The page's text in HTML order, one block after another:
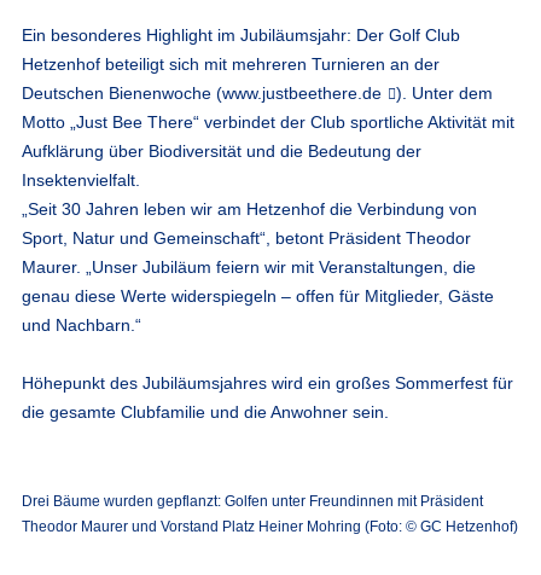
Ein besonderes Highlight im Jubiläumsjahr: Der Golf Club
Hetzenhof beteiligt sich mit mehreren Turnieren an der
Deutschen Bienenwoche(www.justbeethere.de
). Unter dem
Motto „Just Bee There“verbindet der Club sportliche Aktivität mit
Aufklärung über Biodiversität und die Bedeutung der
Insektenvielfalt.
„Seit 30 Jahren leben wir am Hetzenhof die Verbindung von
Sport, Natur und Gemeinschaft“, betont Präsident Theodor
Maurer. „Unser Jubiläum feiern wir mit Veranstaltungen, die
genau diese Werte widerspiegeln – offen für Mitglieder, Gäste
und Nachbarn.“
Höhepunkt des Jubiläumsjahres wird ein großes Sommerfest für
die gesamte Clubfamilie und die Anwohner sein.
Drei Bäume wurden gepflanzt: Golfen unter Freundinnen mit Präsident
Theodor Maurer und Vorstand Platz Heiner Mohring (Foto: © GC Hetzenhof)